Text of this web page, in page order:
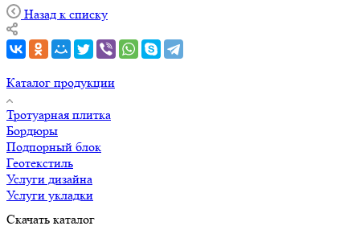
Назад к списку
Каталог продукции
Тротуарная плитка
Бордюры
Подпорный блок
Геотекстиль
Услуги дизайна
Услуги укладки
Скачать каталог